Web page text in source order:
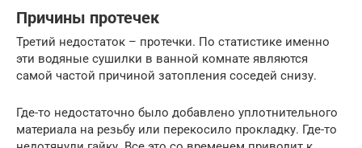
Причины протечек
Третий недостаток – протечки. По статистике именно
эти водяные сушилки в ванной комнате являются
самой частой причиной затопления соседей снизу.
Где-то недостаточно было добавлено уплотнительного
материала на резьбу или перекосило прокладку. Где-то